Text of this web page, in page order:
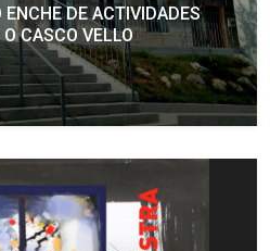
DE ACTIVIDADES
CASCO VELLO